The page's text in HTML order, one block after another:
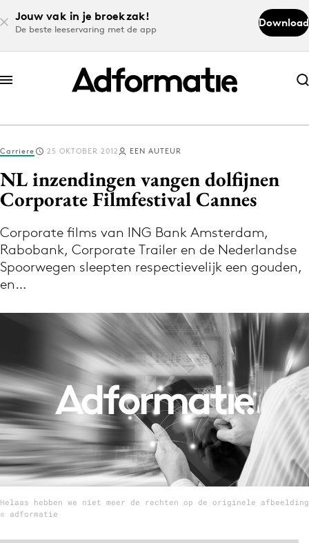
Jouw vak in je broekzak!
De beste leeservaring met de app
Download
Abonneer nu
Abonneer nu
Log in
Volg het laatste nieuws via de Adformatie
Nieuws app
Menu
Home
9 sept: GenAI-training
12 nov: MarketingLive!
Adverteren
Events
Vacatures
Carriere 25 OKTOBER 2012 EEN AUTEUR
NL inzendingen vangen dolfijnen
Corporate Filmfestival Cannes
Corporate films van ING Bank Amsterdam,
Rabobank, Corporate Trailer en de Nederlandse
Spoorwegen sleepten respectievelijk een gouden,
en…
Helaas hebben we niet meer de rechten op de originele afbeelding
© adformatie